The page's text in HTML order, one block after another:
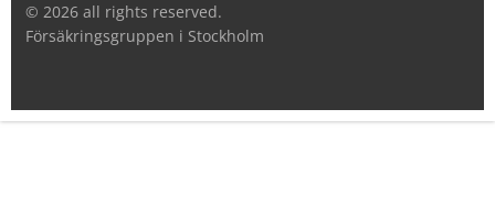
© 2026 all rights reserved.
Försäkringsgruppen i Stockholm